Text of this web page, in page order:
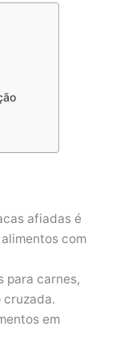
afiadas é
com
para carnes,
cruzada.
em